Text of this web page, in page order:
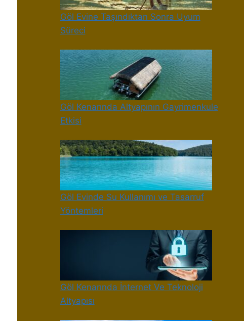
Göl Evine Taşındıktan Sonra Uyum
Süreci
Göl Kenarında Altyapının Gayrimenkule
Etkisi
Göl Evinde Su Kullanımı ve Tasarruf
Yöntemleri
Göl Kenarında İnternet Ve Teknoloji
Altyapısı